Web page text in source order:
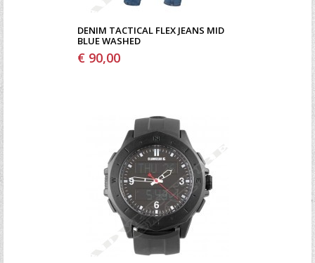
DENIM TACTICAL FLEX JEANS MID
BLUE WASHED
€ 90,00